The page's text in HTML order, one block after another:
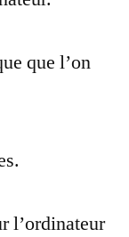
que l’on
l’ordinateur